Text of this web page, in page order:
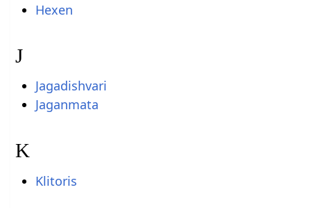
Hexen
J
Jagadishvari
Jaganmata
K
Klitoris